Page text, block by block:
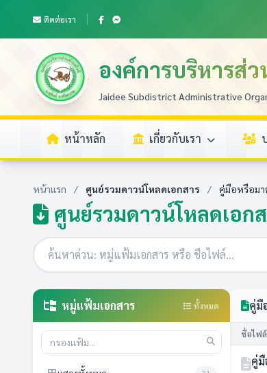
ติดต่อเรา
องค์การบริหารส่
Jaidee Subdistrict Administrative
หน้าหลัก เกี่ยวกับเรา
หน้าแรก / ศูนย์รวมดาวน์โหลดเอกสาร / คู่มือหรือมา
ศูนย์รวมดาวน์โหลดเอก
หมู่แฟ้มเอกสาร ทั้งหมด คู่มื
ชื่อไฟล์
คู่